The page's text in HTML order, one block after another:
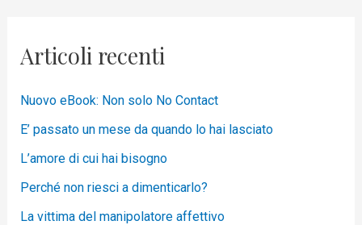
Articoli recenti
Nuovo eBook: Non solo No Contact
E’ passato un mese da quando lo hai lasciato
L’amore di cui hai bisogno
Perché non riesci a dimenticarlo?
La vittima del manipolatore affettivo